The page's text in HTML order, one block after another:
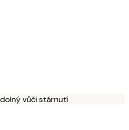
vůči stárnutí